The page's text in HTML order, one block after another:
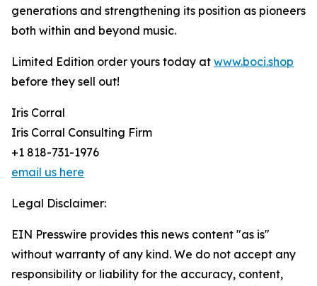
generations and strengthening its position as pioneers
both within and beyond music.
Limited Edition order yours today at www.boci.shop
before they sell out!
Iris Corral
Iris Corral Consulting Firm
+1 818-731-1976
email us here
Legal Disclaimer:
EIN Presswire provides this news content "as is"
without warranty of any kind. We do not accept any
responsibility or liability for the accuracy, content,